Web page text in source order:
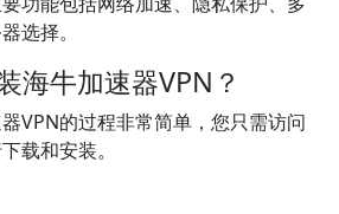
选择。
海牛加速器VPN？
VPN的过程非常简单，您只需访问
载和安装。